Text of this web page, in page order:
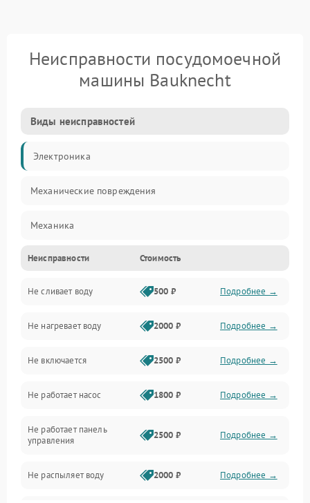
Неисправности посудомоечной
машины Bauknecht
Виды неисправностей
Электроника
Механические повреждения
Механика
Управление
Электропитание
Датчики
Нагрев
Вода
Гигиена
Программное обеспечение
Неисправности Стоимость
Не сливает воду 500 ₽ Подробнее →
Не нагревает воду 2000 ₽ Подробнее →
Не включается 2500 ₽ Подробнее →
Не работает насос 1800 ₽ Подробнее →
Не работает панель
управления
2500 ₽ Подробнее →
Не распыляет воду 2000 ₽ Подробнее →